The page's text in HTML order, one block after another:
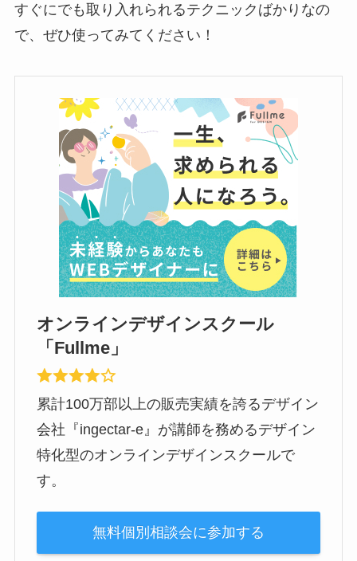
すぐにでも取り入れられるテクニックばかりなの
で、ぜひ使ってみてください！
オンラインデザインスクール
「Fullme」
累計100万部以上の販売実績を誇るデザイン
会社『ingectar-e』が講師を務めるデザイン
特化型のオンラインデザインスクールで
す。
無料個別相談会に参加する